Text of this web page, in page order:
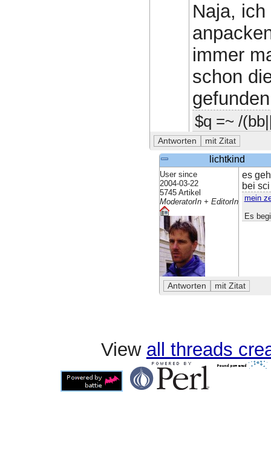
Naja,
immer
schon
$q =~ /
lichtkind
User since
2004-03-22
5745 Artikel
ModeratorIn + EditorIn
es
bei
mein
Es
View all threads